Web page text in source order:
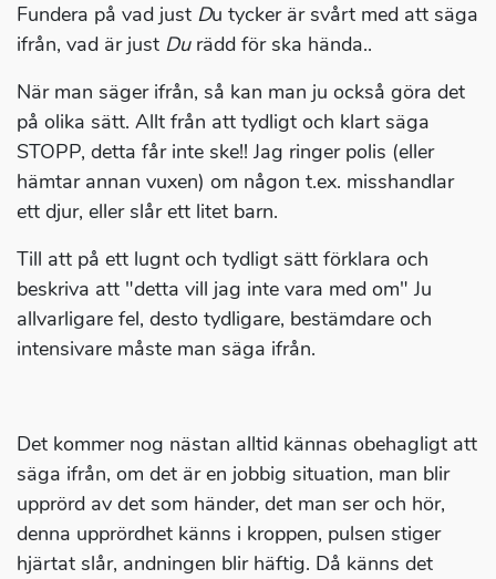
Fundera på vad just Du tycker är svårt med att säga
ifrån, vad är just Durädd för ska hända..
När man säger ifrån, så kan man ju också göra det
på olika sätt. Allt från att tydligt och klart säga
STOPP, detta får inte ske!! Jag ringer polis (eller
hämtar annan vuxen) om någon t.ex. misshandlar
ett djur, eller slår ett litet barn.
Till att på ett lugnt och tydligt sätt förklara och
beskriva att "detta vill jag inte vara med om" Ju
allvarligare fel, desto tydligare, bestämdare och
intensivare måste man säga ifrån.
Det kommer nog nästan alltid kännas obehagligt att
säga ifrån, om det är en jobbig situation, man blir
upprörd av det som händer, det man ser och hör,
denna upprördhet känns i kroppen, pulsen stiger
hjärtat slår, andningen blir häftig. Då känns det